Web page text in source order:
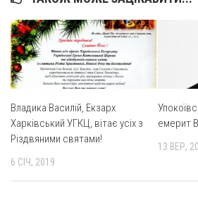
Владика Василій, Екзарх
Харківський УГКЦ, вітає усіх з
Різдвяними святами!
6 СІЧ, 2019
емерит
13 ВЕР,